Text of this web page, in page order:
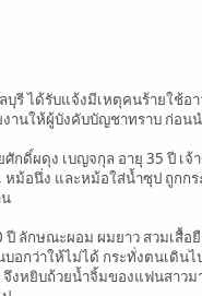
รี ได้รับแจ้งมีเหตุคนร้ายใช้
านให้ผู้บังคับบัญชาทราบ ก่อน
ดิ์ผดุง เบญจกุล อายุ 35 ปี เ
หม้อนึ่ง และหม้อใส่น้ำซุป ถูก
ลักษณะผอม ผมยาว สวมเสื้
กว่าให้ไม่ได้ กระทั่งตนเดิน
งหยิบถ้วยน้ำจิ้มของแฟนสา